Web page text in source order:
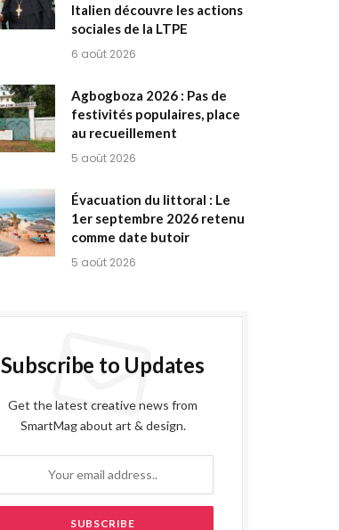
Italien découvre les actions
sociales de la LTPE
6 août 2026
Agbogboza 2026 : Pas de
festivités populaires, place
au recueillement
5 août 2026
Évacuation du littoral : Le
1er septembre 2026 retenu
comme date butoir
5 août 2026
Subscribe to Updates
Get the latest creative news from
SmartMag about art & design.